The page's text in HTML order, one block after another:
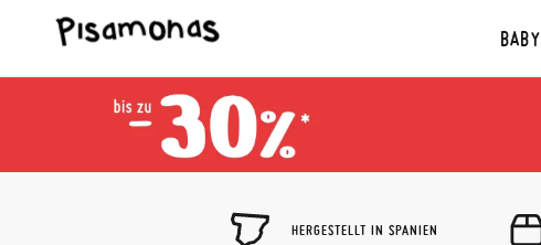
BABY
HERGESTELLT IN SPANIEN